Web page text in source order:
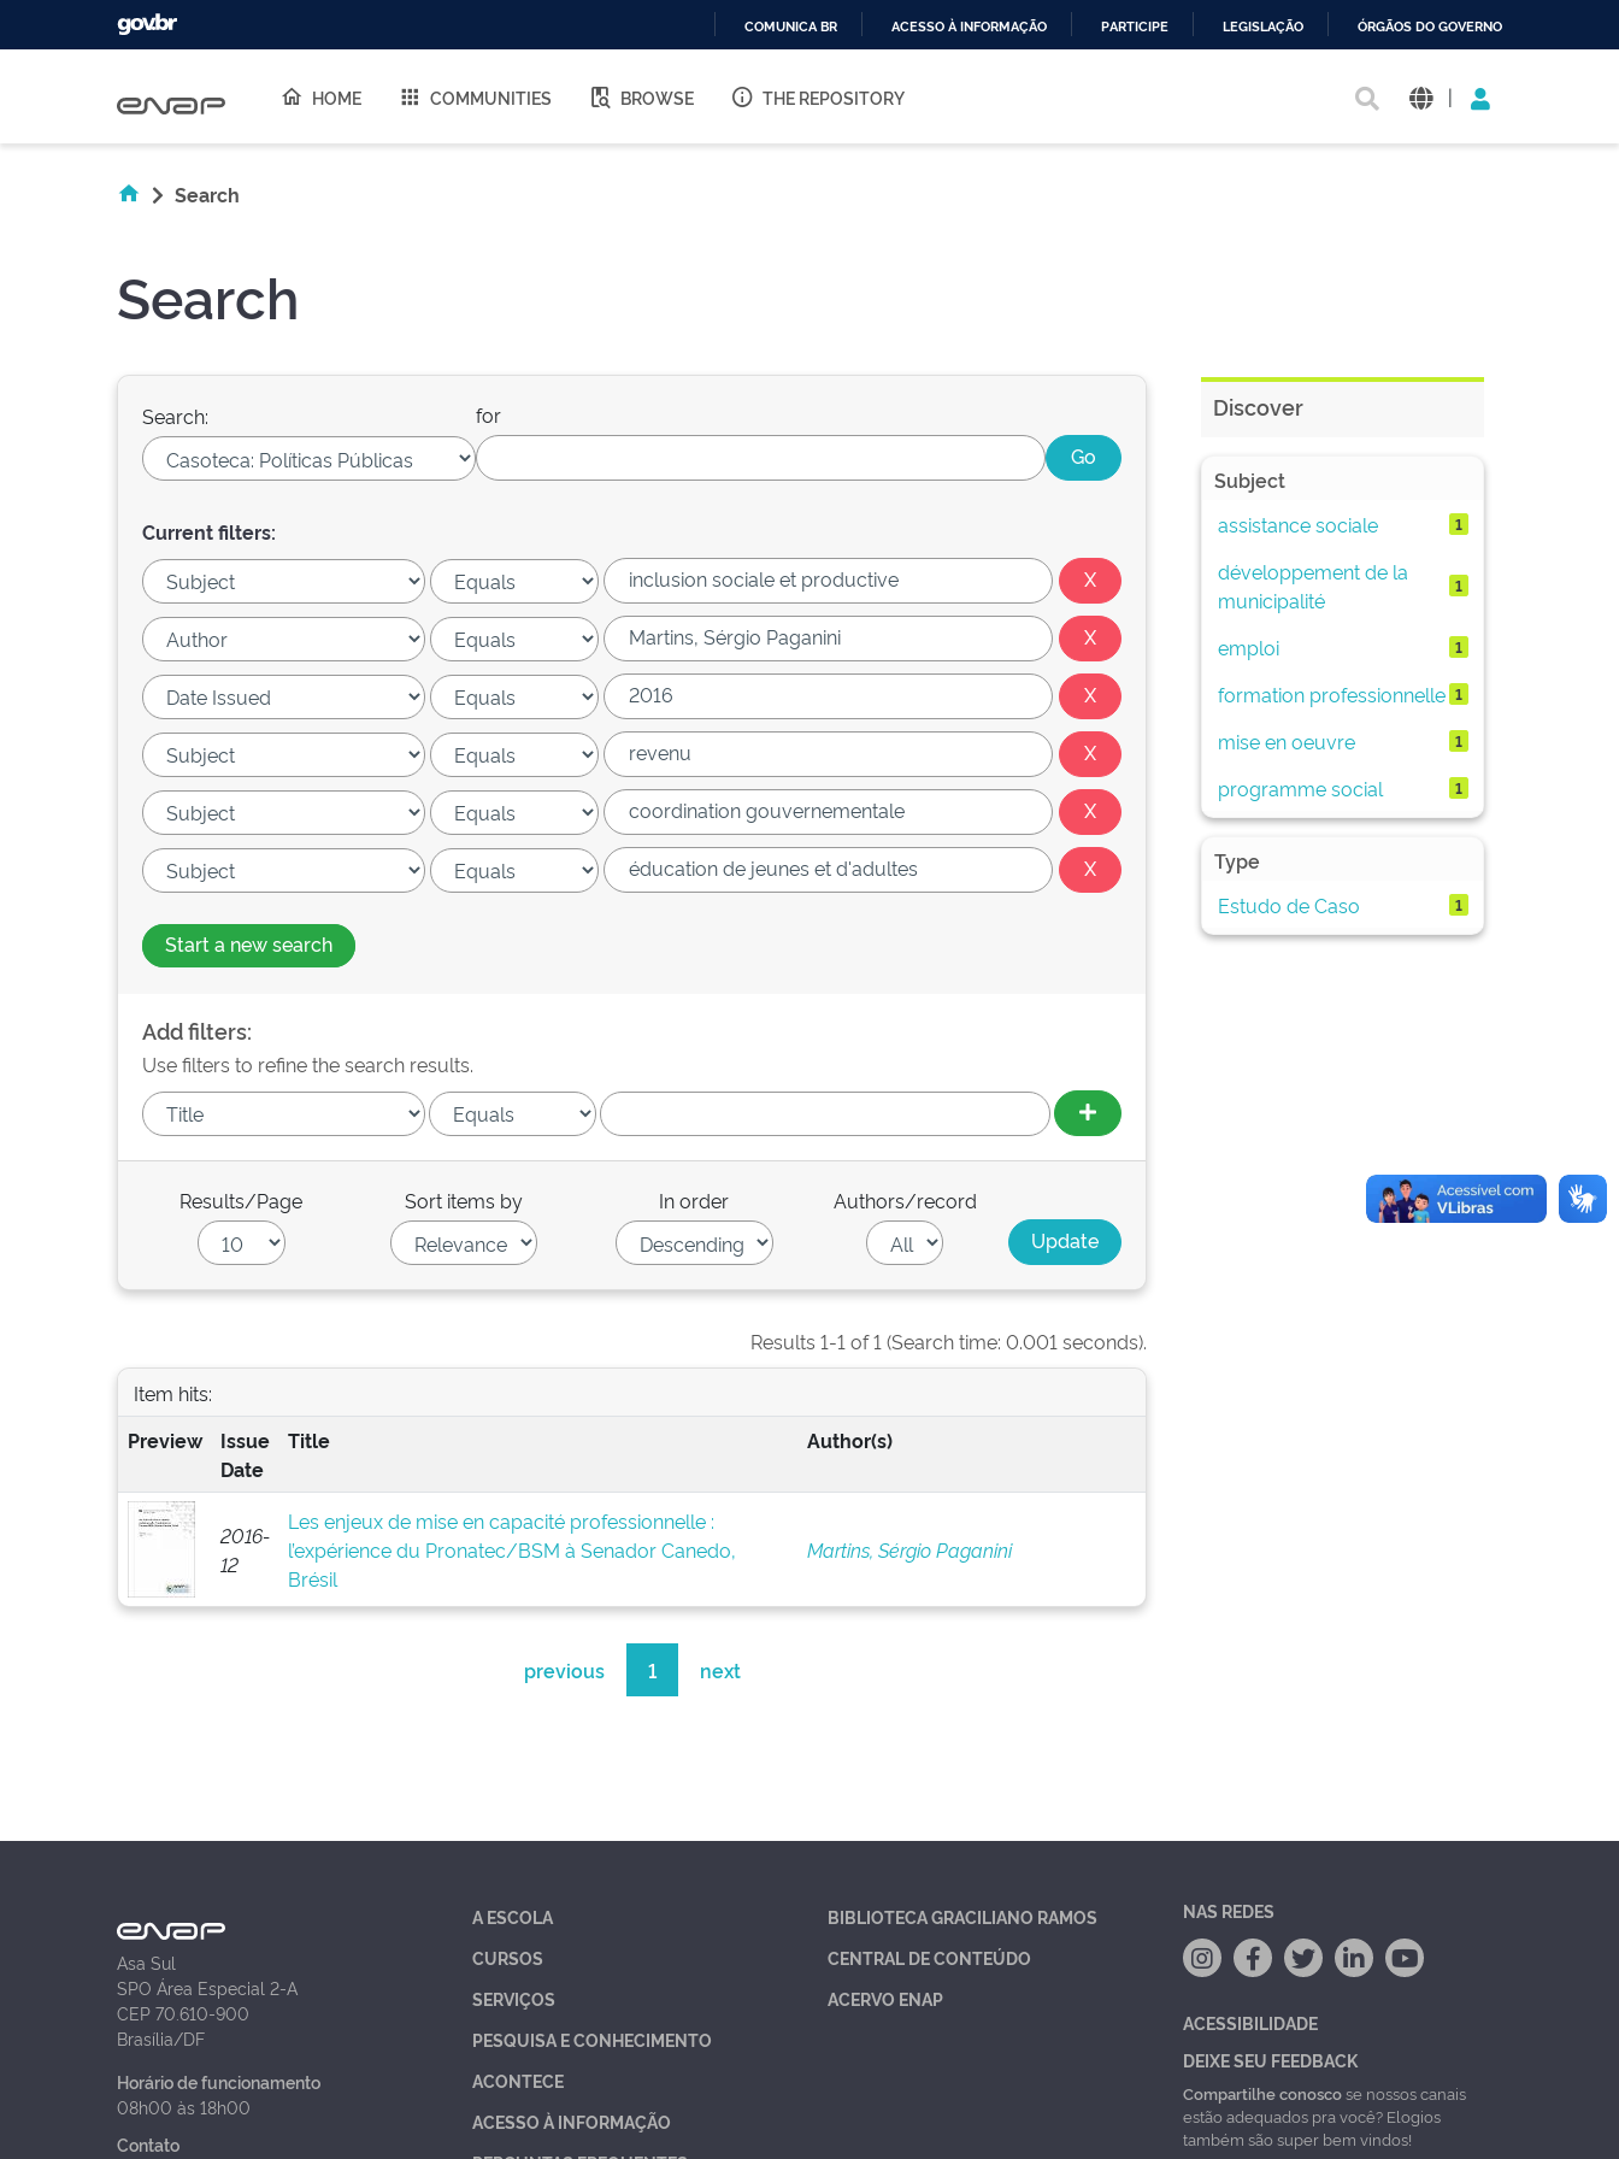
O
COMUNICA BR ACESSO À INFORMAÇÃO PARTICIPE LEGISLAÇÃO ÓRGÃOS DO GOVERNO
HOME COMMUNITIES BROWSE THE REPOSITORY |
Search
Search
Search: for
Current filters:
Start a new search
Add filters:
Use filters to refine the search results.
Results/Page Sort items by In order Authors/record
Results 1-1 of 1 (Search time: 0.001 seconds).
Item hits:
Preview
Issue
Date
Title Author(s)
2016-
12
Les enjeux de mise en capacité professionnelle :
l’expérience du Pronatec/BSM à Senador Canedo,
Brésil
Martins, Sérgio Paganini
previous 1 next
Discover
Subject
assistance sociale
1
développement de la
municipalité
1
emploi 1
formation professionnelle 1
mise en oeuvre 1
programme social 1
Type
Estudo de Caso
1
Asa Sul
SPO Área Especial 2-A
CEP 70.610-900
Brasília/DF
Horário de funcionamento
08h00 às 18h00
Contato
A ESCOLA
CURSOS
SERVIÇOS
PESQUISA E CONHECIMENTO
ACONTECE
ACESSO À INFORMAÇÃO
BIBLIOTECA GRACILIANO RAMOS
CENTRAL DE CONTEÚDO
ACERVO ENAP
NAS REDES
ACESSIBILIDADE
DEIXE SEU FEEDBACK
Compartilhe conoscose nossos canais
estão adequados pra você? Elogios
também são super bem vindos!